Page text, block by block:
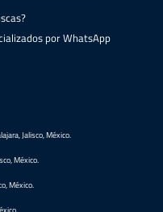
por WhatsApp
Jalisco, México.
México.
México.